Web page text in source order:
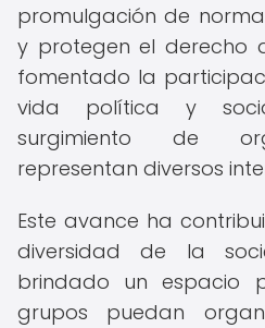
promulgación de
y protegen el derecho
fomentado la
vida política y
surgimiento de
representan diversos
Este avance ha
diversidad de la
brindado un espacio
grupos puedan